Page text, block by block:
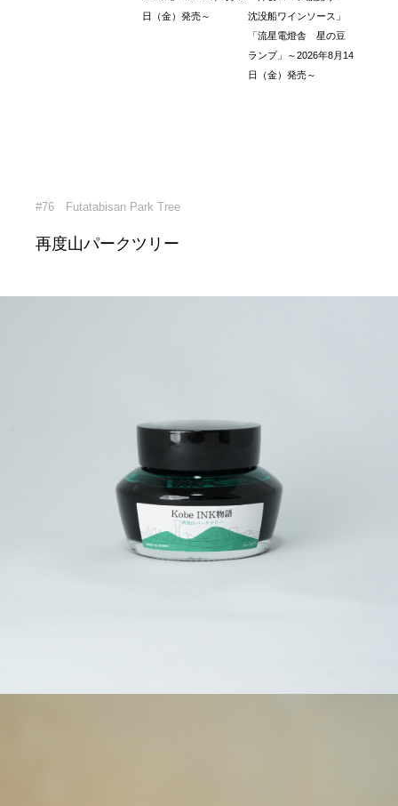
日（金）発売～
沈没船ワインソース」
「流星電燈舎 星の豆
ランプ」～2026年8月14
日（金）発売～
#76 Futatabisan Park Tree
再度山パークツリー